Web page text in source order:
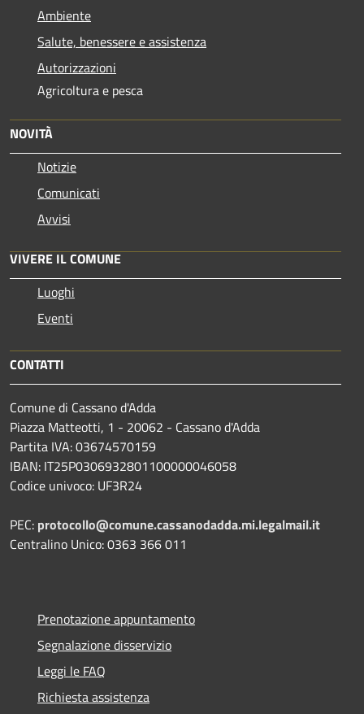
Ambiente
Salute, benessere e assistenza
Autorizzazioni
Agricoltura e pesca
NOVITÀ
Notizie
Comunicati
Avvisi
VIVERE IL COMUNE
Luoghi
Eventi
CONTATTI
Comune di Cassano d'Adda
Piazza Matteotti, 1 - 20062 - Cassano d'Adda
Partita IVA: 03674570159
IBAN: IT25P0306932801100000046058
Codice univoco: UF3R24
PEC: protocollo@comune.cassanodadda.mi.legalmail.it
Centralino Unico: 0363 366 011
Prenotazione appuntamento
Segnalazione disservizio
Leggi le FAQ
Richiesta assistenza